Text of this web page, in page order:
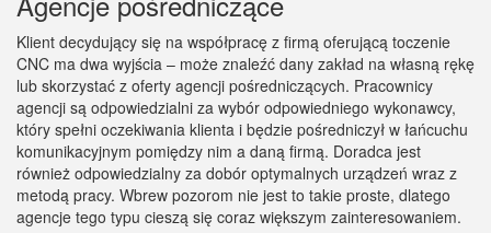
Klient decydujący się na współpracę z firmą oferującą toczenie
CNC ma dwa wyjścia – może znaleźć dany zakład na własną rękę
lub skorzystać z oferty agencji pośredniczących. Pracownicy
agencji są odpowiedzialni za wybór odpowiedniego wykonawcy,
który spełni oczekiwania klienta i będzie pośredniczył w łańcuchu
komunikacyjnym pomiędzy nim a daną firmą. Doradca jest
również odpowiedzialny za dobór optymalnych urządzeń wraz z
metodą pracy. Wbrew pozorom nie jest to takie proste, dlatego
agencje tego typu cieszą się coraz większym zainteresowaniem.